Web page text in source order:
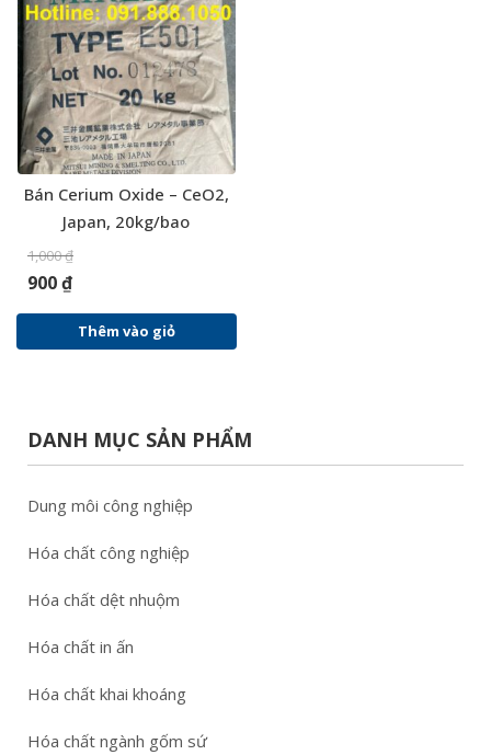
Bán Cerium Oxide – CeO2,
Japan, 20kg/bao
1,000₫
900₫
Thêm vào giỏ
DANH MỤC SẢN PHẨM
Dung môi công nghiệp
Hóa chất công nghiệp
Hóa chất dệt nhuộm
Hóa chất in ấn
Hóa chất khai khoáng
Hóa chất ngành gốm sứ